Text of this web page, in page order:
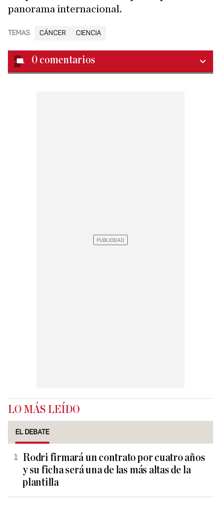
panorama internacional.
TEMAS CÁNCER CIENCIA
0 comentarios
LO MÁS LEÍDO
EL DEBATE
Rodri firmará un contrato por cuatro años
y su ficha será una de las más altas de la
plantilla